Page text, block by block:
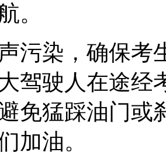
。
污染，确保考
驾驶人在途经
免猛踩油门或
加油。